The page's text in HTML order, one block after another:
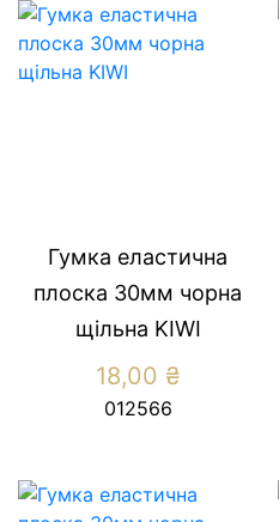
Гумка еластична
плоска 30мм чорна
щільна KIWI
18,00 ₴
012566